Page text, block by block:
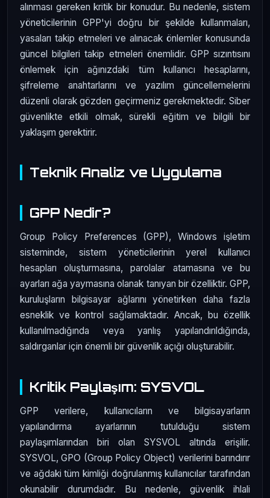
alınması gereken kritik bir konudur. Bu nedenle, sistem
yöneticilerinin GPP'yi doğru bir şekilde kullanmaları,
yasaları takip etmeleri ve alınacak önlemler konusunda
güncel bilgileri takip etmeleri önemlidir. GPP sızıntısını
önlemek için ağınızdaki tüm kullanıcı hesaplarını,
şifreleme anahtarlarını ve yazılım güncellemelerini
düzenli olarak gözden geçirmeniz gerekmektedir. Siber
güvenlikte etkili olmak, sürekli eğitim ve bilgili bir
yaklaşım gerektirir.
Teknik Analiz ve Uygulama
GPP Nedir?
Group Policy Preferences (GPP), Windows işletim
sisteminde, sistem yöneticilerinin yerel kullanıcı
hesapları oluşturmasına, parolalar atamasına ve bu
ayarları ağa yaymasına olanak tanıyan bir özelliktir. GPP,
kuruluşların bilgisayar ağlarını yönetirken daha fazla
esneklik ve kontrol sağlamaktadır. Ancak, bu özellik
kullanılmadığında veya yanlış yapılandırıldığında,
saldırganlar için önemli bir güvenlik açığı oluşturabilir.
Kritik Paylaşım: SYSVOL
GPP verilere, kullanıcıların ve bilgisayarların
yapılandırma ayarlarının tutulduğu sistem
paylaşımlarından biri olan SYSVOL altında erişilir.
SYSVOL, GPO (Group Policy Object) verilerini barındırır
ve ağdaki tüm kimliği doğrulanmış kullanıcılar tarafından
okunabilir durumdadır. Bu nedenle, güvenlik ihlali